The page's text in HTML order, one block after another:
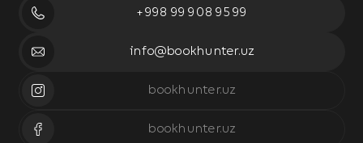
+998 99 908 95 99
info@bookhunter.uz
bookhunter.uz
bookhunter.uz